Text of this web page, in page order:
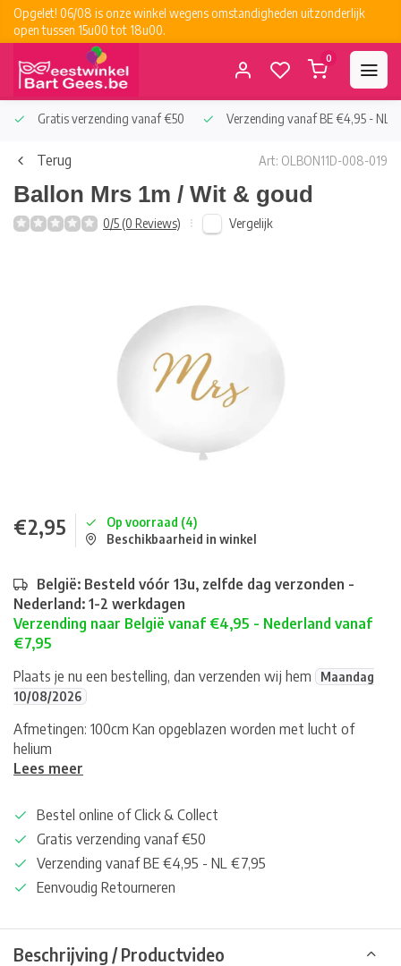
Opgelet! 06/08 is onze winkel wegens omstandigheden uitzonderlijk
open tussen 15u00 tot 18u00.
0
Gratis verzending vanaf €50 Verzending vanaf BE €4,95 - NL
Terug Art: OLBON11D-008-019
Ballon Mrs 1m / Wit & goud
0/5 (0 Reviews) Vergelijk
€2,95
Op voorraad (4)
Beschikbaarheid in winkel
België: Besteld vóór 13u, zelfde dag verzonden -
Nederland: 1-2 werkdagen
Verzending naar België vanaf €4,95 - Nederland vanaf
€7,95
Plaats je nu een bestelling, dan verzenden wij hem
Maandag
10/08/2026
Afmetingen: 100cm Kan opgeblazen worden met lucht of
helium
Lees meer
Bestel online of Click & Collect
Gratis verzending vanaf €50
Verzending vanaf BE €4,95 - NL €7,95
Eenvoudig Retourneren
Beschrijving / Productvideo